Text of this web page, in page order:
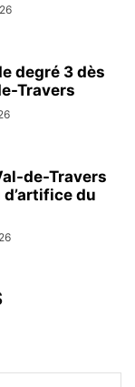
degré 3 dès
Travers
de-Travers
du